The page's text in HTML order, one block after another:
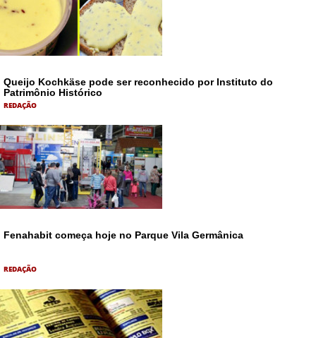
Queijo Kochkäse pode ser reconhecido por Instituto do
Patrimônio Histórico
REDAÇÃO
Fenahabit começa hoje no Parque Vila Germânica
REDAÇÃO